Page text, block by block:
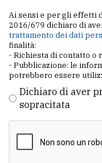
Ai sensi e per gli effetti
2016/679 dichiaro di
trattamento dei dati
finalità:
- Richiesta di contatto o
- Pubblicazione: le
potrebbero essere
Dichiaro di aver
sopracitata